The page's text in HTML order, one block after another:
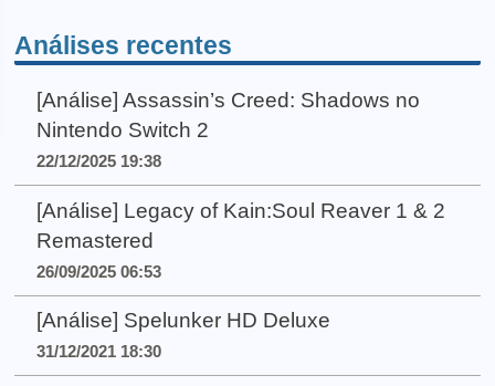
Análises recentes
[Análise] Assassin’s Creed: Shadows no
Nintendo Switch 2
22/12/2025 19:38
[Análise] Legacy of Kain:Soul Reaver 1 & 2
Remastered
26/09/2025 06:53
[Análise] Spelunker HD Deluxe
31/12/2021 18:30